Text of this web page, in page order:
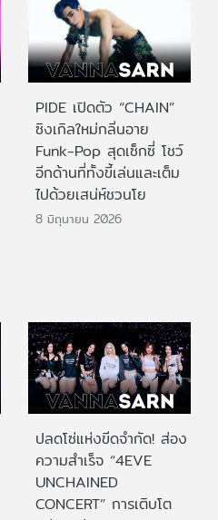
PIDE เปิดตัว “CHAIN”
ซิงเกิลใหม่กลิ่นอาย
Funk-Pop สุดเซ็กซี่ โชว์
อีกด้านที่ทั้งขี้เล่นและเต็ม
ไปด้วยเสน่ห์ชวนโย
8 มิถุนายน 2026
ปลดโซ่แห่งขีดจำกัด! ส่อง
ความสำเร็จ “4EVE
UNCHAINED
CONCERT” การเติบโต